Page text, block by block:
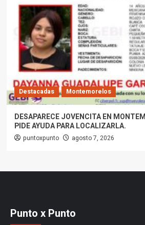
Destacadas Montemorelos
DESAPARECE JOVENCITA EN
PIDE AYUDA PARA LOCALIZARLA.
puntoxpunto agosto 7, 2026
Punto x Punto